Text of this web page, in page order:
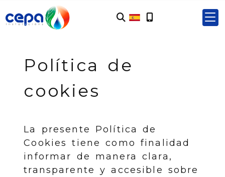
Política de
cookies
La presente Política de
Cookies tiene como finalidad
informar de manera clara,
transparente y accesible sobre